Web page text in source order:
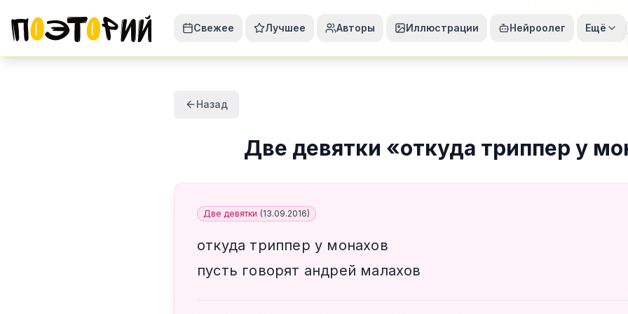
Свежее Лучшее Авторы Иллюстрации Нейроолег Ещё
Назад
Две девятки «откуда триппер у
Две девятки (13.09.2016)
откуда триппер у монахов
пусть говорят андрей малахов